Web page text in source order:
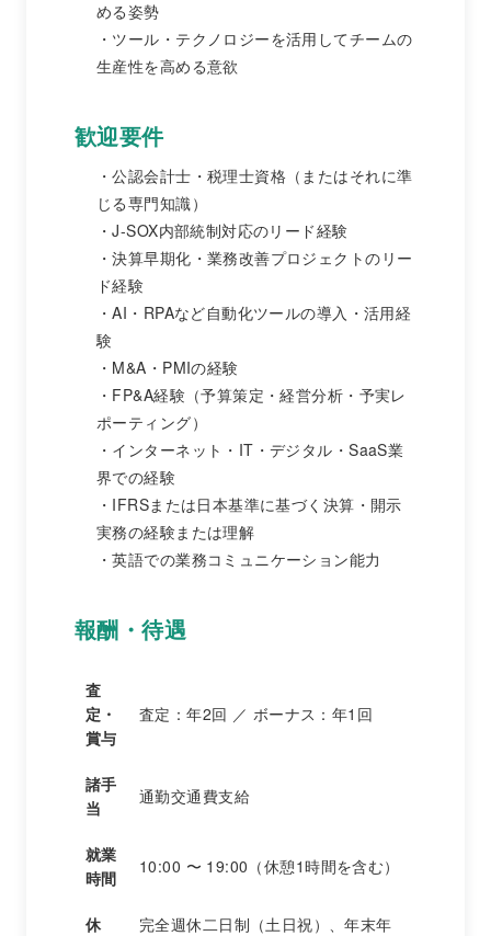
める姿勢
ツール・テクノロジーを活用してチームの
生産性を高める意欲
歓迎要件
公認会計士・税理士資格（またはそれに準
じる専門知識）
J-SOX内部統制対応のリード経験
決算早期化・業務改善プロジェクトのリー
ド経験
AI・RPAなど自動化ツールの導入・活用経
験
M&A・PMIの経験
FP&A経験（予算策定・経営分析・予実レ
ポーティング）
インターネット・IT・デジタル・SaaS業
界での経験
IFRSまたは日本基準に基づく決算・開示
実務の経験または理解
英語での業務コミュニケーション能力
報酬・待遇
査
定・
賞与
査定：年2回 ／ ボーナス：年1回
諸手
当
通勤交通費支給
就業
時間
10:00 〜 19:00（休憩1時間を含む）
休
完全週休二日制（土日祝）、年末年